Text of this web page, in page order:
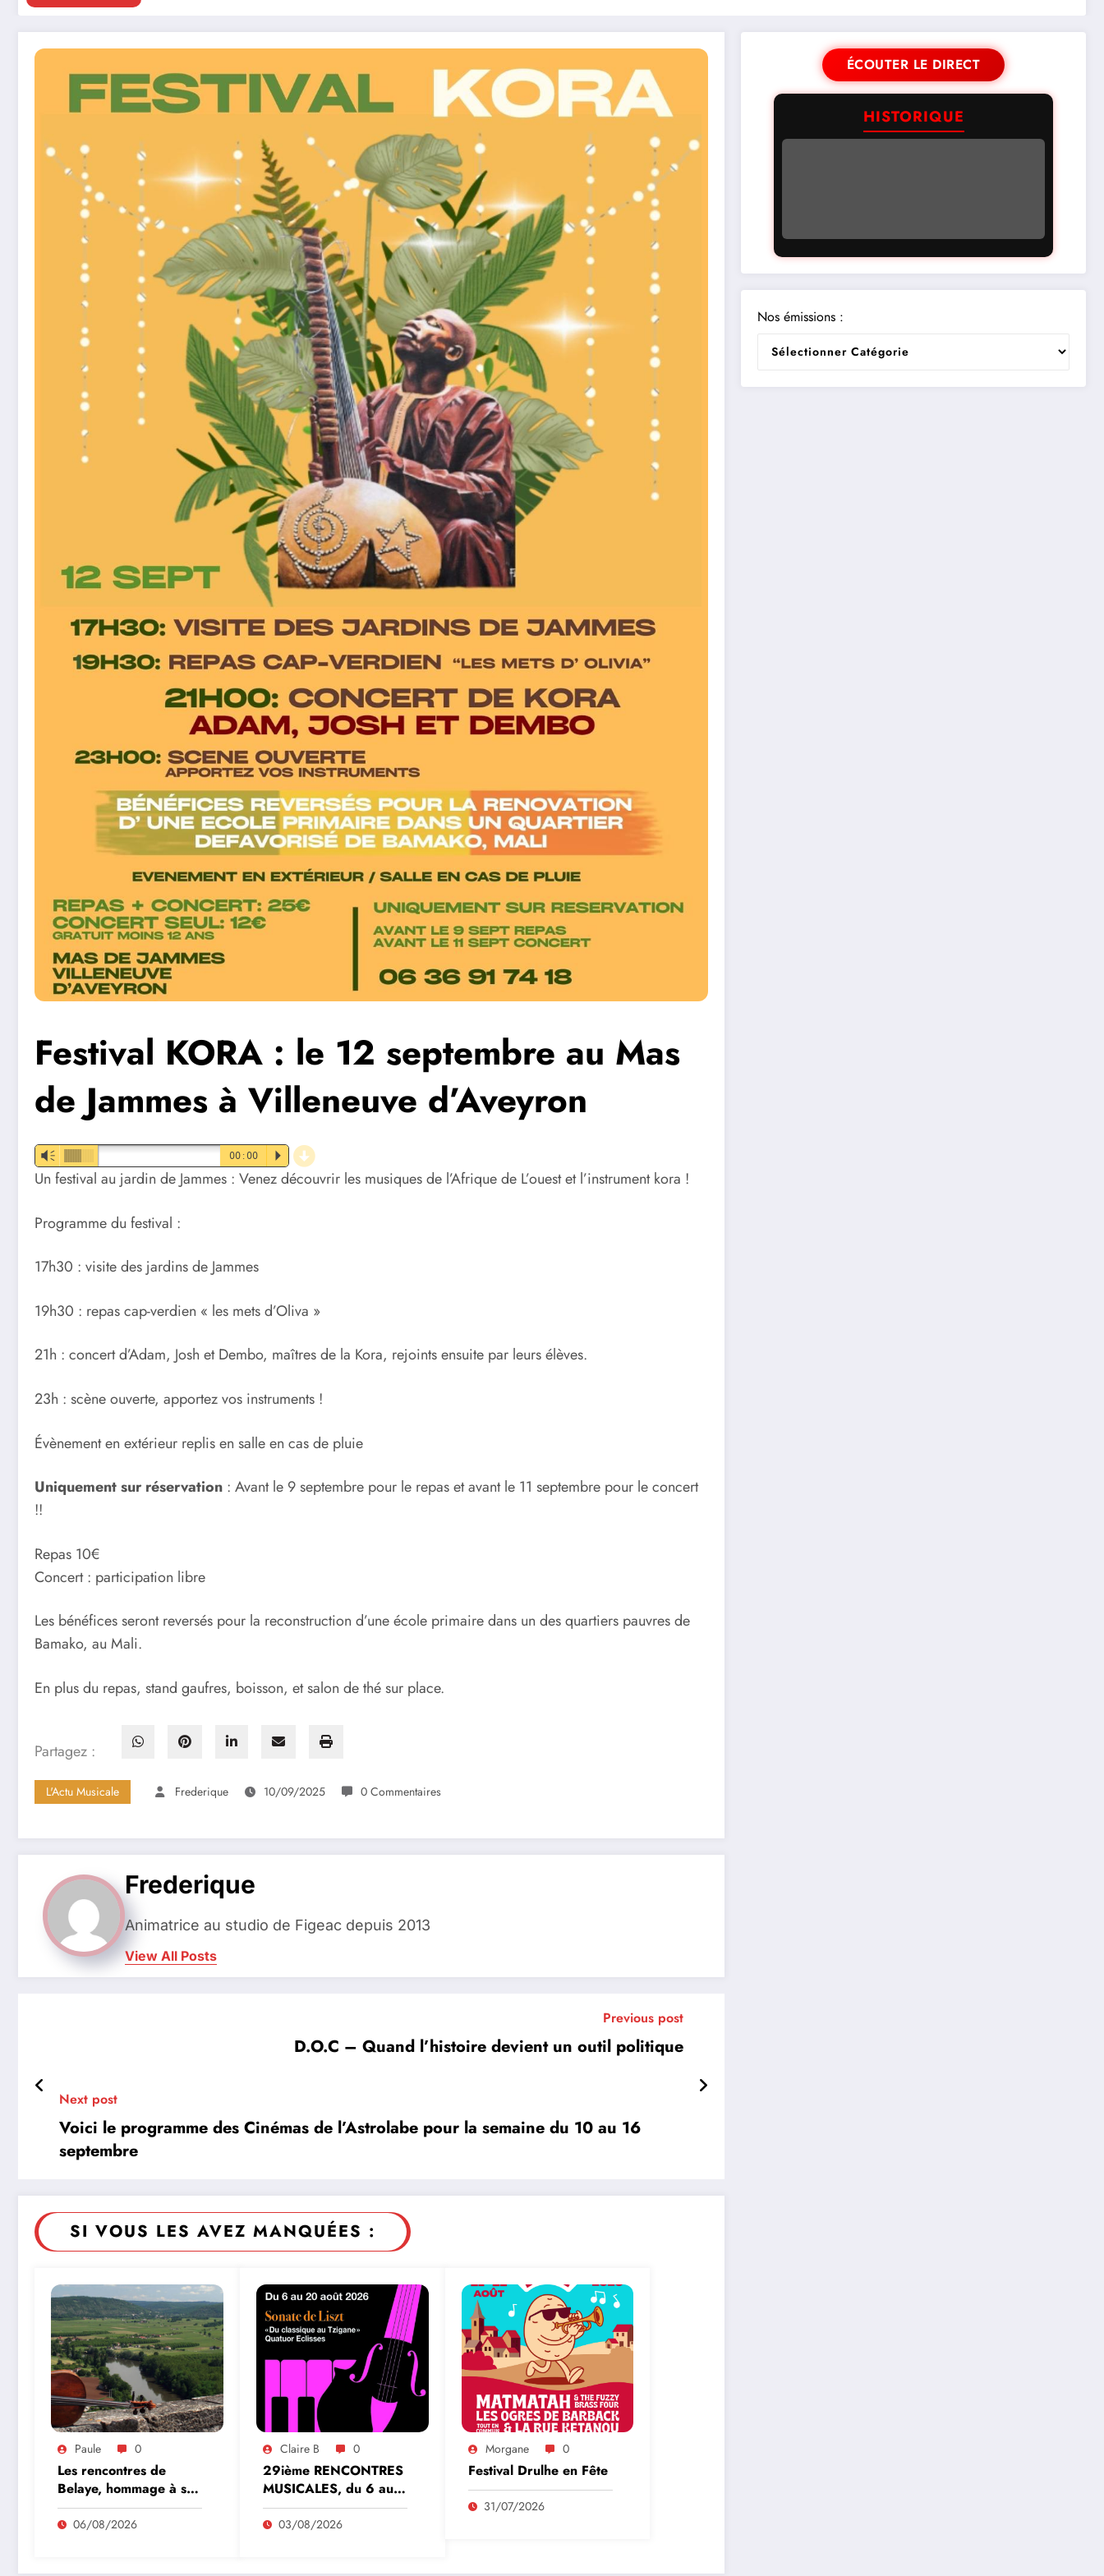
Festival KORA : le 12 septembre au Mas
de Jammes à Villeneuve d’Aveyron
Vm 00:00 P d
Un festival au jardin de Jammes : Venez découvrir les musiques de l’Afrique de L’ouest et l’instrument kora !
Programme du festival :
17h30 : visite des jardins de Jammes
19h30 : repas cap-verdien « les mets d’Oliva »
21h : concert d’Adam, Josh et Dembo, maîtres de la Kora, rejoints ensuite par leurs élèves.
23h : scène ouverte, apportez vos instruments !
Évènement en extérieur replis en salle en cas de pluie
Uniquement sur réservation : Avant le 9 septembre pour le repas et avant le 11 septembre pour le concert
!!
Repas 10€
Concert : participation libre
Les bénéfices seront reversés pour la reconstruction d’une école primaire dans un des quartiers pauvres de
Bamako, au Mali.
En plus du repas, stand gaufres, boisson, et salon de thé sur place.
Partagez :
L'Actu Musicale Frederique 10/09/2025 0 Commentaires
Frederique
Animatrice au studio de Figeac depuis 2013
View All Posts
Previous post
D.O.C – Quand l’histoire devient un outil politique
Next post
Voici le programme des Cinémas de l’Astrolabe pour la semaine du 10 au 16
septembre
SI VOUS LES AVEZ MANQUÉES :
Paule 0
Les rencontres de
Belaye, hommage à son
fondateur, Roland
Pidoux, violoncelliste, le
06/08/2026
Claire B 0
29ième RENCONTRES
MUSICALES, du 6 au
20 aout 2026
03/08/2026
Morgane 0
Festival Drulhe en Fête
31/07/2026
ÉCOUTER LE DIRECT
HISTORIQUE
Nos émissions :